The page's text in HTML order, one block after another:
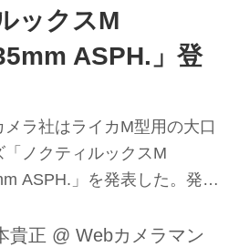
ックスM
ASPH.」登
メラ社はライカM型用の大口
「ノクティルックスM
ASPH.」を発表した。発売
貴正 @ Webカメラマン